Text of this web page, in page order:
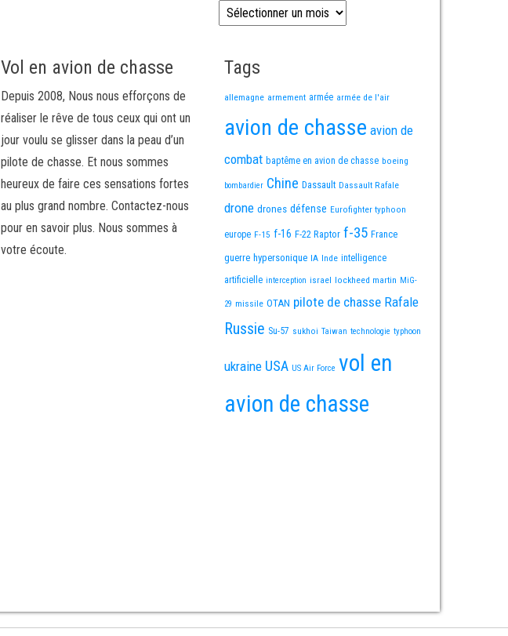
Les news depuis 2008
Vol en avion de chasse
Depuis 2008, Nous nous efforçons de
réaliser le rêve de tous ceux qui ont un
jour voulu se glisser dans la peau d’un
pilote de chasse. Et nous sommes
heureux de faire ces sensations fortes
au plus grand nombre. Contactez-nous
pour en savoir plus. Nous sommes à
votre écoute.
Tags
allemagne armement armée armée de l'air
avion de chasse avion de
combat baptême en avion de chasse boeing
bombardier Chine Dassault Dassault Rafale
drone drones défense Eurofighter typhoon
europe F-15 f-16 F-22 Raptor f-35 France
guerre hypersonique IA Inde intelligence
artificielle interception israel lockheed martin MiG-
29 missile OTAN pilote de chasse Rafale
Russie Su-57 sukhoi Taiwan technologie typhoon
ukraine USA US Air Force vol en
avion de chasse